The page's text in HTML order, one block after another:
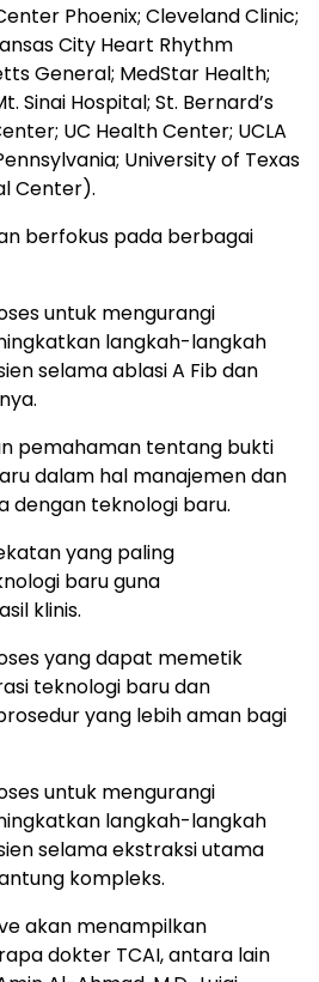
Phoenix; Cleveland Clinic;
City Heart Rhythm
General; MedStar Health;
Sinai Hospital; St. Bernard’s
UC Health Center; UCLA
University of Texas
Center).
berfokus pada berbagai
untuk mengurangi
langkah-langkah
selama ablasi A Fib dan
pemahaman tentang bukti
dalam hal manajemen dan
dengan teknologi baru.
yang paling
baru guna
klinis.
yang dapat memetik
teknologi baru dan
yang lebih aman bagi
untuk mengurangi
langkah-langkah
selama ekstraksi utama
kompleks.
akan menampilkan
dokter TCAI, antara lain